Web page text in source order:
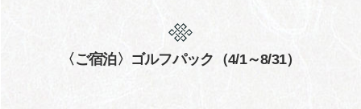
〈ご宿泊〉ゴルフパック（4/1～8/31）